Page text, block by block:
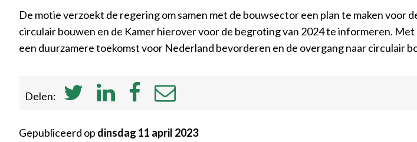
De motie verzoekt de regering om samen met de bouwsector een plan te maken voor
circulair bouwen en de Kamer hierover voor de begroting van 2024 te informeren.
een duurzamere toekomst voor Nederland bevorderen en de overgang naar circulair
Delen:
Gepubliceerd op dinsdag 11 april 2023